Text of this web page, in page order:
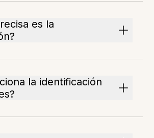
es la
la identificación